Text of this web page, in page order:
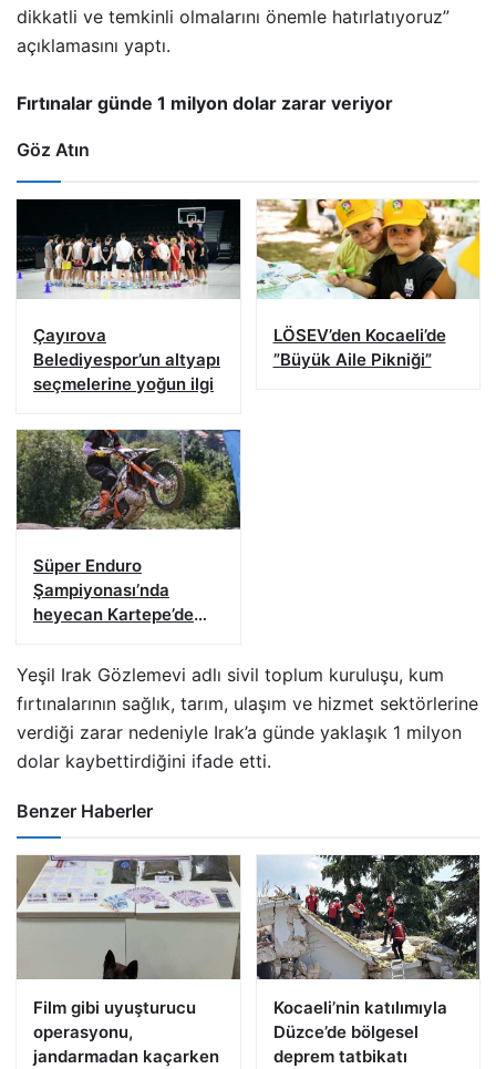
dikkatli ve temkinli olmalarını önemle hatırlatıyoruz”
açıklamasını yaptı.
Fırtınalar günde 1 milyon dolar zarar veriyor
Göz Atın
Çayırova
Belediyespor’un altyapı
seçmelerine yoğun ilgi
LÖSEV’den Kocaeli’de
”Büyük Aile Pikniği”
Süper Enduro
Şampiyonası’nda
heyecan Kartepe’de
Yeşil Irak Gözlemevi adlı sivil toplum kuruluşu, kum
fırtınalarının sağlık, tarım, ulaşım ve hizmet sektörlerine
verdiği zarar nedeniyle Irak’a günde yaklaşık 1 milyon
dolar kaybettirdiğini ifade etti.
Benzer Haberler
Film gibi uyuşturucu
operasyonu,
jandarmadan kaçarken
Kocaeli’nin katılımıyla
Düzce’de bölgesel
deprem tatbikatı